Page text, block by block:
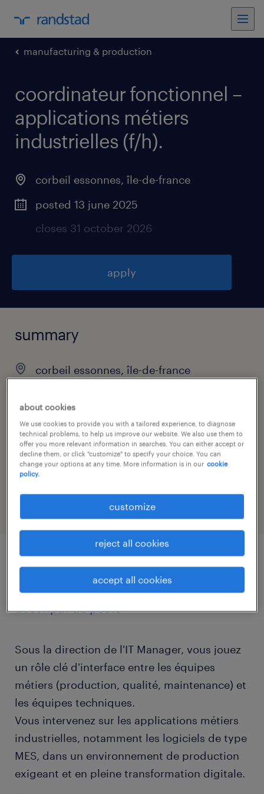
manufacturing & production
coordinateur fonctionnel –
applications métiers
industrielles (f/h).
corbeil essonnes, île-de-france
posted 13 june 2025
closes 31 october 2026
apply
summary
corbeil essonnes, île-de-france
permanent
job category
job details
descriptif du poste
Sous la direction de l'IT Manager, vous jouez
un rôle clé d'interface entre les équipes
métiers (production, qualité, maintenance) et
les équipes techniques.
Vous intervenez sur les applications métiers
industrielles, notamment les logiciels de type
MES, dans un environnement de production
exigeant et en pleine transformation digitale.
...
about cookies
We use cookies to provide you with a tailored experience, to diagnose
technical problems, to help us improve our website. We also use them to
offer you more relevant information in searches. You can either accept or
decline them, or click "customize" to specify your choice. You can
change your options at any time. More information is in our cookie
policy.
customize
reject all cookies
accept all cookies